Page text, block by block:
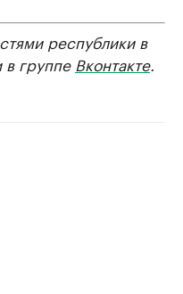
республики в
группе Вконтакте.